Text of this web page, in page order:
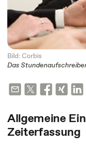
Bild: Corbis
Das
Allgemeine
Zeiterfassung